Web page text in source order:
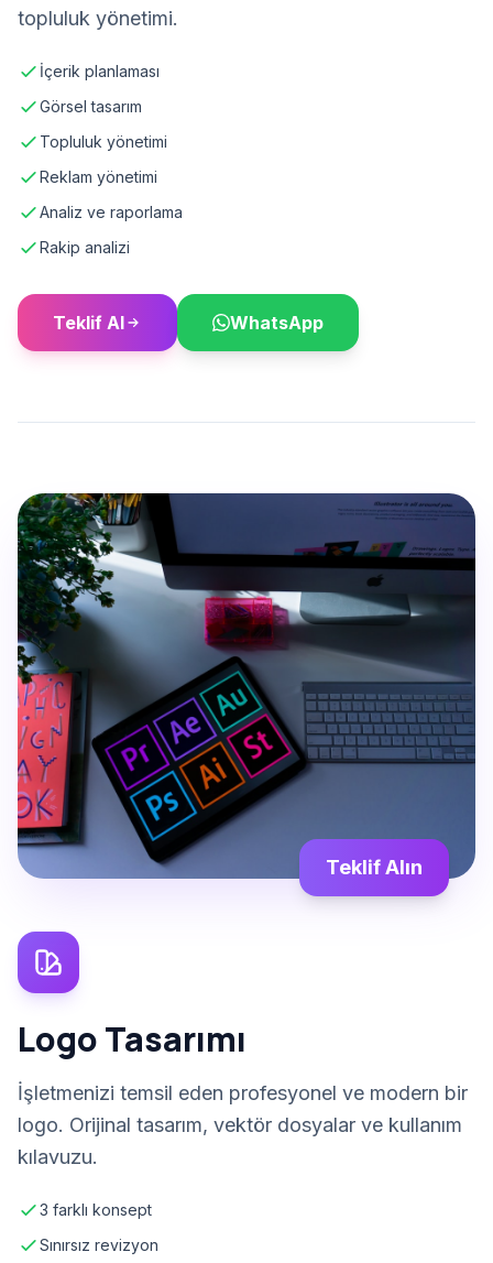
topluluk yönetimi.
İçerik planlaması
Görsel tasarım
Topluluk yönetimi
Reklam yönetimi
Analiz ve raporlama
Rakip analizi
Teklif Al WhatsApp
Teklif Alın
Logo Tasarımı
İşletmenizi temsil eden profesyonel ve modern bir
logo. Orijinal tasarım, vektör dosyalar ve kullanım
kılavuzu.
3 farklı konsept
Sınırsız revizyon